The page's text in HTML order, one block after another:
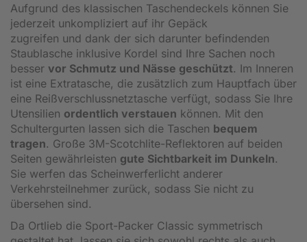
Aufgrund des klassischen Taschendeckels können Sie
jederzeit unkompliziert auf ihr Gepäck
zugreifen und dank der sich darunter befindenden
Staublasche inklusive Kordel sind Ihre Sachen noch
besser vor Schmutz und Nässe geschützt. Im Inneren
ist eine Extratasche, die zusätzlich zum Hauptfach über
eine Reißverschlussnetztasche verfügt, sodass Sie Ihre
Utensilien ordentlich verstauen können. Mit den
Schultergurten lassen sich die Taschen bequem
tragen. Große 3M-Scotchlite-Reflektoren auf beiden
Seiten gewährleisten gute Sichtbarkeit im Dunkeln.
Sie werfen das Scheinwerferlicht anderer
Verkehrsteilnehmer zurück, sodass Sie nicht zu
übersehen sind.
Da Ortlieb die Sport-Packer Classic symmetrisch